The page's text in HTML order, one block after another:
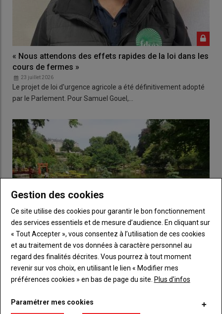
« Nous attendons des effets rapides de la loi dans les
cours de fermes »
23 juillet 2026
Le projet de loi d'urgence agricole a été définitivement adopté
par le Parlement. Pour Samuel Gouel,…
Le Japon au cœur de l'Anjou
Le 3e volet de notre série d'été sur les lieux touristiques de la
Gestion des cookies
Ce site utilise des cookies pour garantir le bon fonctionnement
des services essentiels et de mesure d’audience. En cliquant sur
« Tout Accepter », vous consentez à l’utilisation de ces cookies
et au traitement de vos données à caractère personnel au
regard des finalités décrites. Vous pourrez à tout moment
revenir sur vos choix, en utilisant le lien « Modifier mes
préférences cookies » en bas de page du site. Plus d'infos
Paramétrer mes cookies